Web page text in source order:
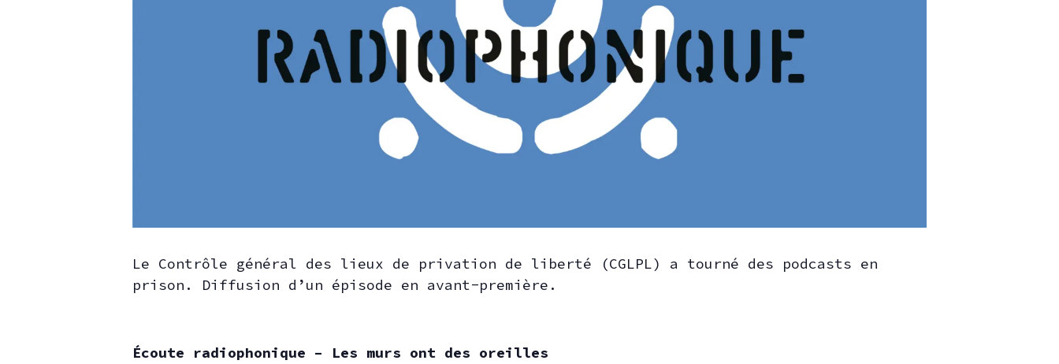
Le Contrôle général des lieux de privation de liberté (CGLPL) a tourné des podcasts en
prison. Diffusion d’un épisode en avant-première.
Écoute radiophonique – Les murs ont des oreilles